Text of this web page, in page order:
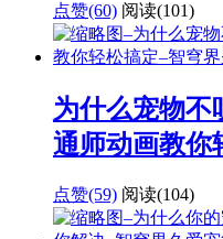
点赞(60) 阅读(101)
为什么宠物不
通师动画教你
点赞(59) 阅读(104)